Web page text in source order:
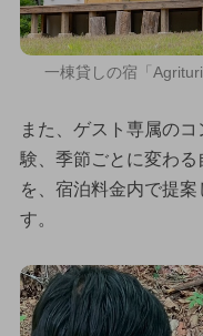
一棟貸しの宿「
また、ゲスト専属の
験、季節ごとに変わ
を、宿泊料金内で提
す。